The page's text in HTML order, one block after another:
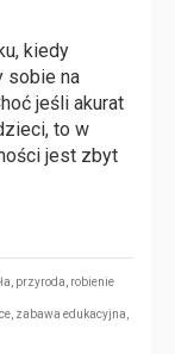
kiedy
sobie na
jeśli akurat
to w
jest zbyt
przyroda robienie
zabawa edukacyjna